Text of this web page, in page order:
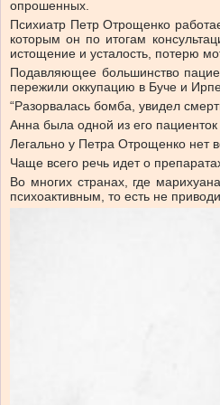
опрошенных.
Психиатр Петр Отрощенко
которым он по итогам
истощение и усталость, потерю
Подавляющее большинство
пережили оккупацию в Буче и
“Разорвалась бомба, увидел
Анна была одной из его
Легально у Петра Отрощенко нет
Чаще всего речь идет о
Во многих странах, где
психоактивным, то есть не